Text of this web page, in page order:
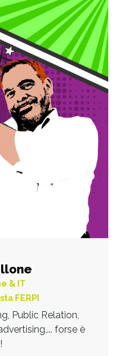
& IT
FERPI
Public Relation,
forse è